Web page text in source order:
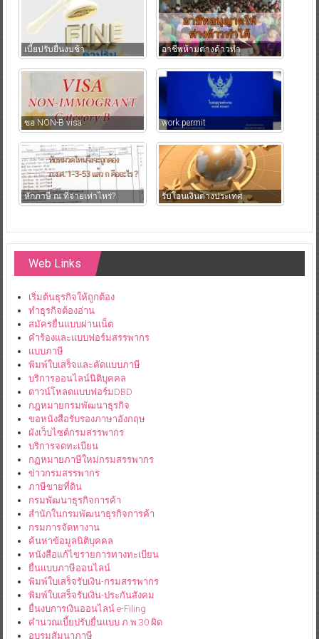
เบี้ยปรับยื่นงบช้า อาชีพห้ามต่างด้าวทำ
ขอ NON-B visa work permit
หักภาษี ณ ที่จ่ายเท่าไหร่? รับโอนเงินต่างประเทศ
Web Links
เริ่มต้นธุรกิจให้ถูกต้อง
ทำธุรกิจต้องอ่าน
สมัครยื่นแบบผ่านเน็ต
คำร้องและแบบฟอร์มสรรพากร
แบบภาษี
พิมพ์ใบเสร็จและคัดแบบภาษี
บริการออนไลน์นิติบุคคล
ดาวน์โหลดแบบฟอร์มDBD
กฎหมายกรมพัฒนาธุรกิจ
ขอหนังสือรับรองภาษาอังกฤษ
ผังเว็บไซต์กรมสรรพากร
บริการจดทะเบียน
กฏหมายภาษีใหม่กรมสรรพากร
ข่าวกรมสรรพากร
ภาษีขายที่ดิน
กรมพัฒนาธุรกิจการค้า
สำนักในกรมพัฒนาธุรกิจการค้า
กรมการจัดหางาน
ค้นหาข้อมูลนิติบุคคล
หนังสือแก้ไขรายการทางทะเบียน
ยื่นแบบภาษีออนไลน์
พิมพ์ใบเสร็จรับเงิน-กรมสรรพากร
พิมพ์ใบเสร็จรับเงิน-ประกันสังคม
ยื่นงบการเงินออนไลน์ e-Filing
คำนวณเบี้ยปรับยื่นแบบ ภ.พ.30 ผิด
อบรมสัมนาภาษี